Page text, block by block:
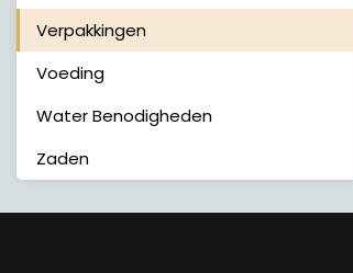
Verpakkingen
Voeding
Water Benodigheden
Zaden